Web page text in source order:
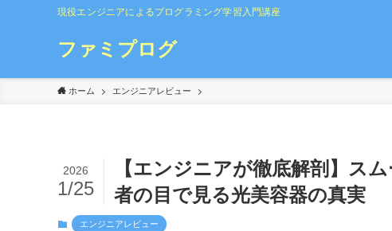
現役エンジニアによるプログラミング学習入門講座
ファミプログ
ホーム エンジニアレビュー
【エンジニアが徹底解剖】ス
者の目で見る光美容器の真実
2026
1/25
エンジニアレビュー